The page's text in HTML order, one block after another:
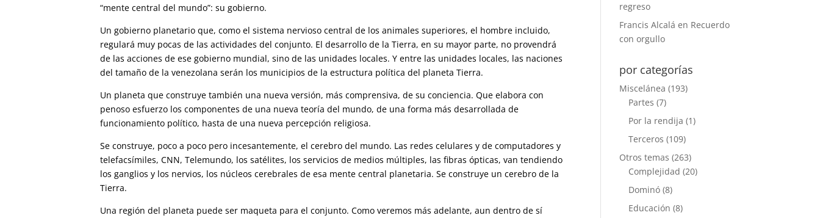
“mente central del mundo”: su gobierno.
Un gobierno planetario que, como el sistema nervioso central de los animales superiores, el hombre incluido,
regulará muy pocas de las actividades del conjunto. El desarrollo de la Tierra, en su mayor parte, no provendrá
de las acciones de ese gobierno mundial, sino de las unidades locales. Y entre las unidades locales, las naciones
del tamaño de la venezolana serán los municipios de la estructura política del planeta Tierra.
Un planeta que construye también una nueva versión, más comprensiva, de su conciencia. Que elabora con
penoso esfuerzo los componentes de una nueva teoría del mundo, de una forma más desarrollada de
funcionamiento político, hasta de una nueva percepción religiosa.
Se construye, poco a poco pero incesantemente, el cerebro del mundo. Las redes celulares y de computadores y
telefacsímiles, CNN, Telemundo, los satélites, los servicios de medios múltiples, las fibras ópticas, van tendiendo
los ganglios y los nervios, los núcleos cerebrales de esa mente central planetaria. Se construye un cerebro de la
Tierra.
Una región del planeta puede ser maqueta para el conjunto. Como veremos más adelante, aun dentro de sí
regreso
Francis Alcalá en Recuerdo
con orgullo
por categorías
Miscelánea (193)
Partes (7)
Por la rendija (1)
Terceros (109)
Otros temas (263)
Complejidad (20)
Dominó (8)
Educación (8)